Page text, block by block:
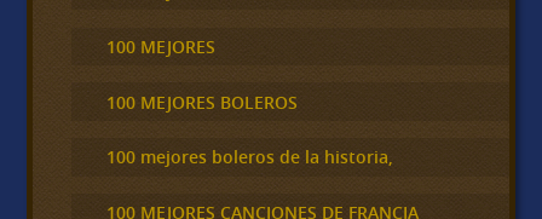
100 MEJORES
100 MEJORES BOLEROS
100 mejores boleros de la historia,
100 MEJORES CANCIONES DE FRANCIA